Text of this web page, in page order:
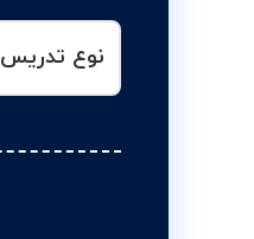
نوع تدریس